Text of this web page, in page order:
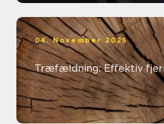
04. November 2025
Træfældning: Effektiv